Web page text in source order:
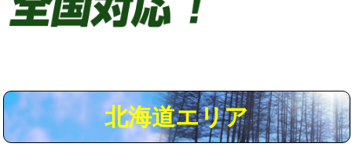
用/3ｍまで)
給水管工事※（ライニング鋼管・銅
管・ポリ管・HT管使用/3ｍまで)
44,000円
給水管工事※（ライニング鋼管・銅
+8,800円
北海道エリア